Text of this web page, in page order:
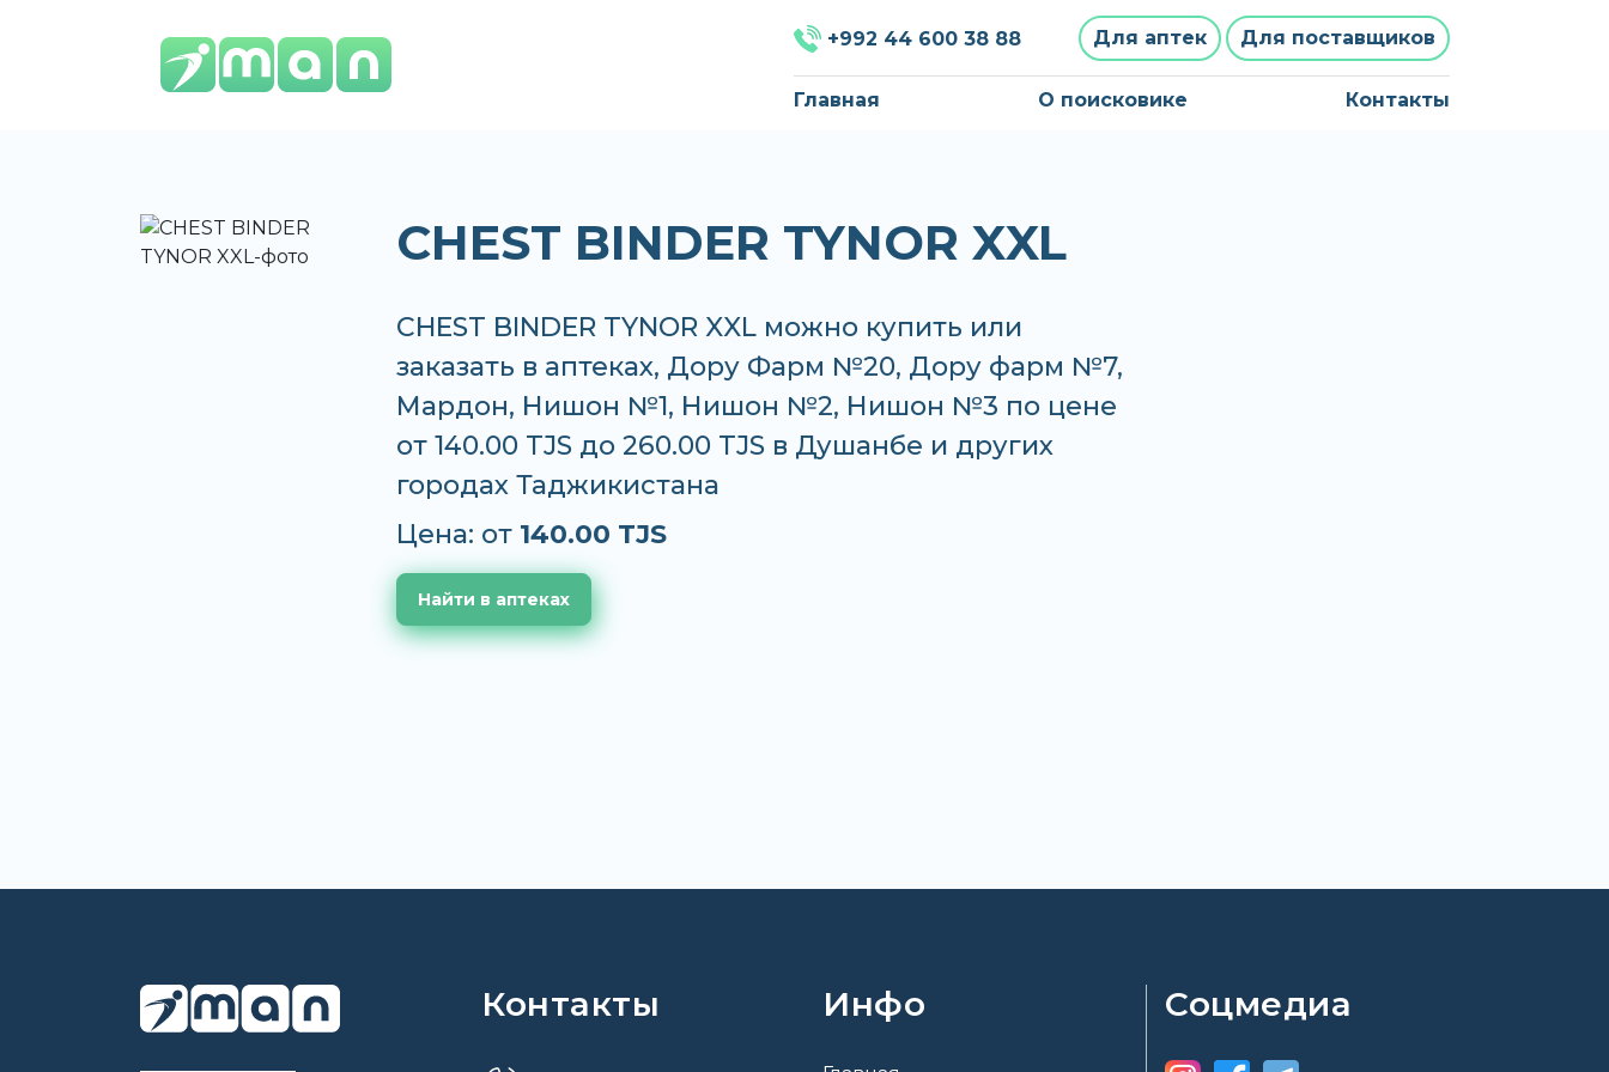
+992 44 600 38 88 Для аптек Для поставщиков
Главная О поисковике Контакты
CHEST BINDER TYNOR XXL
CHEST BINDER TYNOR XXL можно купить или
заказать в аптеках, Дору Фарм №20, Дору фарм №7,
Мардон, Нишон №1, Нишон №2, Нишон №3 по цене
от 140.00 TJS до 260.00 TJS в Душанбе и других
городах Таджикистана
Цена: от 140.00 TJS
Найти в аптеках
Контакты Инфо Соцмедиа